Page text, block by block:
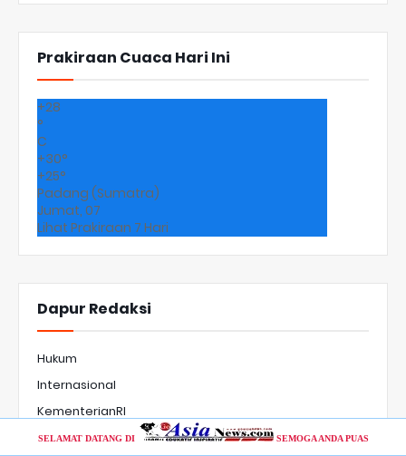
Prakiraan Cuaca Hari Ini
+28
°
C
+30°
+25°
Padang (Sumatra)
Jumat, 07
Lihat Prakiraan 7 Hari
Dapur Redaksi
Hukum
Internasional
KementerianRI
Korupsi
SELAMAT DATANG DI SEMOGA ANDA PUAS